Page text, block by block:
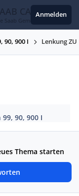
CARS
Saab Gemeinschaft
Anmelden
90, 900 I Lenkung
99, 90, 900 I
Thema starten